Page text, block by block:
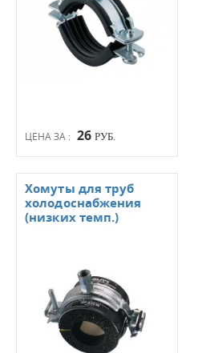
ЦЕНА ЗА : 26 РУБ.
Хомуты для труб
холодоснабжения
(низких темп.)